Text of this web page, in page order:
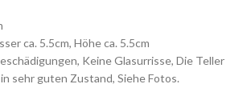
ca. 5.5cm, Höhe ca. 5.5cm
Keine Glasurrisse, Die Teller
sehr guten Zustand, Siehe Fotos.